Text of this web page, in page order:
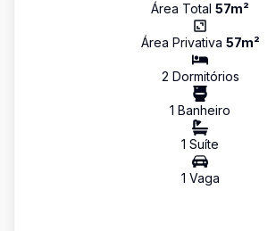
Área Total 57m²
Área Privativa 57m²
2 Dormitórios
1 Banheiro
1 Suíte
1 Vaga